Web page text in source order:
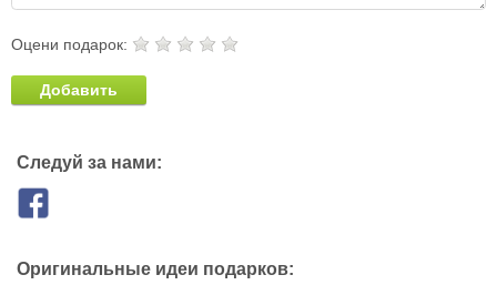
Оцени подарок:
Добавить
Следуй за нами:
Оригинальные идеи подарков: